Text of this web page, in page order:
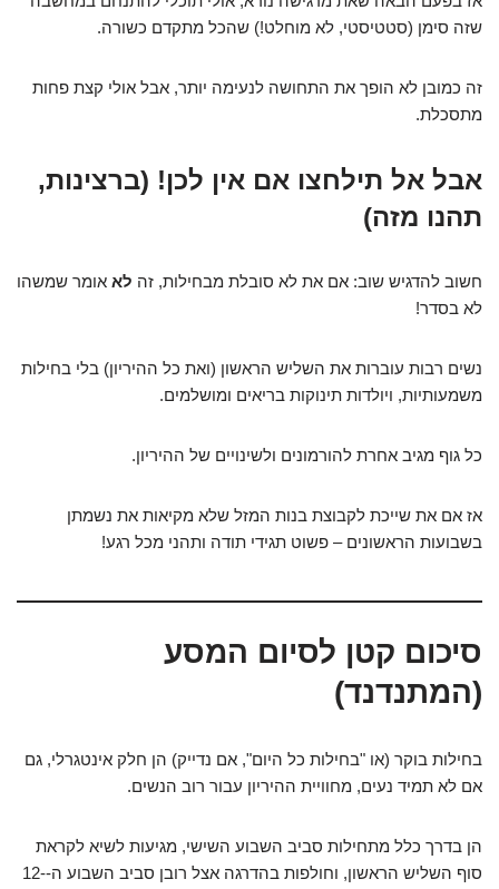
שזה סימן (סטטיסטי, לא מוחלט!) שהכל מתקדם כשורה.
זה כמובן לא הופך את התחושה לנעימה יותר, אבל אולי קצת פחות
מתסכלת.
אבל אל תילחצו אם אין לכן! (ברצינות,
תהנו מזה)
חשוב להדגיש שוב: אם את לא סובלת מבחילות, זה לא אומר שמשהו
לא בסדר!
נשים רבות עוברות את השליש הראשון (ואת כל ההיריון) בלי בחילות
משמעותיות, ויולדות תינוקות בריאים ומושלמים.
כל גוף מגיב אחרת להורמונים ולשינויים של ההיריון.
אז אם את שייכת לקבוצת בנות המזל שלא מקיאות את נשמתן
בשבועות הראשונים – פשוט תגידי תודה ותהני מכל רגע!
סיכום קטן לסיום המסע
(המתנדנד)
בחילות בוקר (או "בחילות כל היום", אם נדייק) הן חלק אינטגרלי, גם
אם לא תמיד נעים, מחוויית ההיריון עבור רוב הנשים.
הן בדרך כלל מתחילות סביב השבוע השישי, מגיעות לשיא לקראת
סוף השליש הראשון, וחולפות בהדרגה אצל רובן סביב השבוע ה-12-